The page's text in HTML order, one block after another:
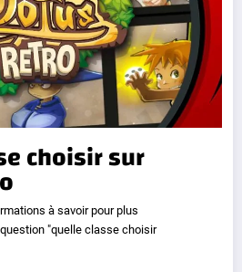
choisir sur
à savoir pour plus
"quelle classe choisir